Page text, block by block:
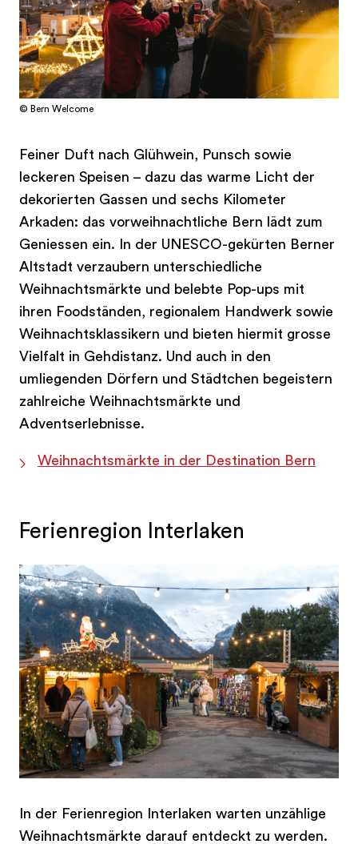
© Bern Welcome
Feiner Duft nach Glühwein, Punsch sowie
leckeren Speisen – dazu das warme Licht der
dekorierten Gassen und sechs Kilometer
Arkaden: das vorweihnachtliche Bern lädt zum
Geniessen ein. In der UNESCO-gekürten Berner
Altstadt verzaubern unterschiedliche
Weihnachtsmärkte und belebte Pop-ups mit
ihren Foodständen, regionalem Handwerk sowie
Weihnachtsklassikern und bieten hiermit grosse
Vielfalt in Gehdistanz. Und auch in den
umliegenden Dörfern und Städtchen begeistern
zahlreiche Weihnachtsmärkte und
Adventserlebnisse.
Weihnachtsmärkte in der Destination Bern
Ferienregion Interlaken
In der Ferienregion Interlaken warten unzählige
Weihnachtsmärkte darauf entdeckt zu werden.